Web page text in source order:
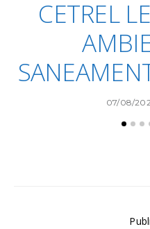
CETREL
POSTED
07/08/